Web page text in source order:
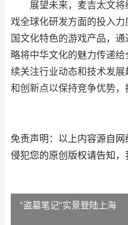
展望未来，麦吉太文
戏全球化研发方面的投入
国文化特色的游戏产品，
略将中华文化的魅力传递
续关注行业动态和技术发
和创新点以保持竞争优势，
免责声明：以上内容源自
侵犯您的原创版权请告知，
“盗墓笔记”实景登陆上海